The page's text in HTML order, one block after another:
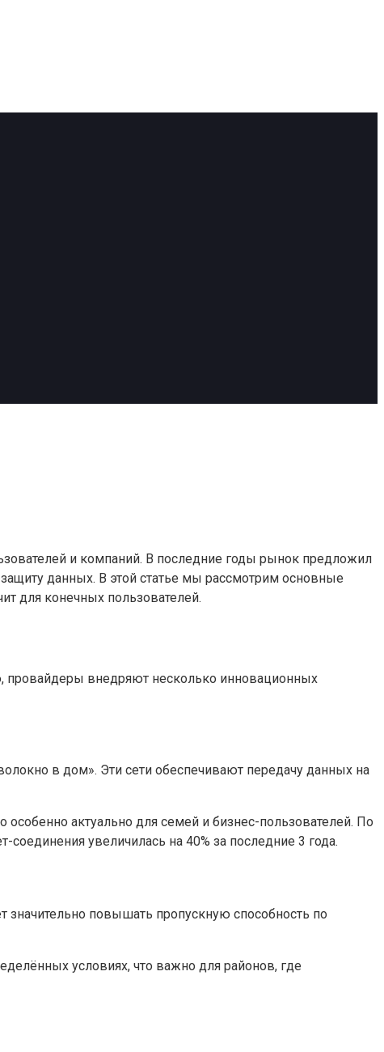
и компаний. В последние годы рынок предложил
данных. В этой статье мы рассмотрим основные
для конечных пользователей.
провайдеры внедряют несколько инновационных
в дом». Эти сети обеспечивают передачу данных на
актуально для семей и бизнес-пользователей. По
увеличилась на 40% за последние 3 года.
значительно повышать пропускную способность по
условиях, что важно для районов, где